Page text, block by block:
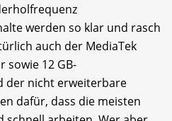
werden so klar und rasch
auch der MediaTek
sowie 12 GB-
der nicht erweiterbare
dafür, dass die meisten